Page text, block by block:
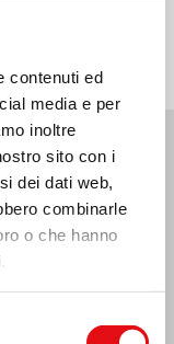
contenuti ed
media e per
inoltre
sito con i
dei dati web,
combinarle
o che hanno
OCD